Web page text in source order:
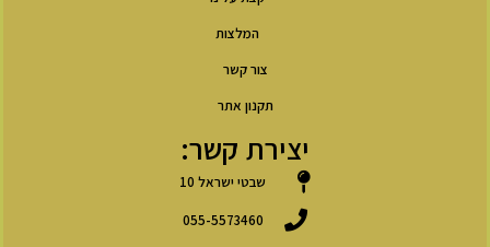
המלצות
צור קשר
תקנון אתר
יצירת קשר:
שבטי ישראל 10
055-5573460